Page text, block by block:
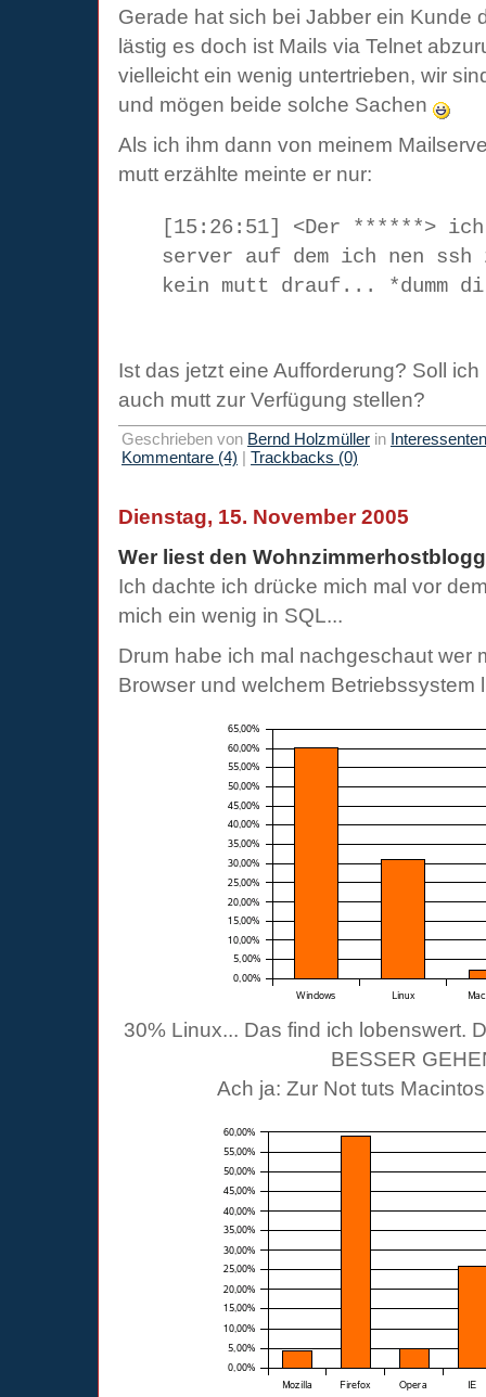
Gerade hat sich bei Jabber ein Kunde
lästig es doch ist Mails via Telnet
vielleicht ein wenig untertrieben, wir
und mögen beide solche Sachen
Als ich ihm dann von meinem
mutt erzählte meinte er nur:
[15:26:51] <Der ******>
server auf dem ich nen ssh
kein mutt drauf... *dumm di
Ist das jetzt eine Aufforderung? Soll
auch mutt zur Verfügung stellen?
Geschrieben von Bernd Holzmüller in
Kommentare (4) | Trackbacks (0)
Dienstag, 15. November 2005
Wer liest den
Ich dachte ich drücke mich mal vor
mich ein wenig in SQL...
Drum habe ich mal nachgeschaut wer
Browser und welchem Betriebssystem
30% Linux... Das find ich lobenswert.
BESSER
Ach ja: Zur Not tuts